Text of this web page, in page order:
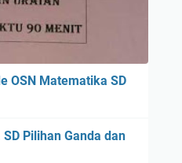
OSN Matematika SD
Pilihan Ganda dan